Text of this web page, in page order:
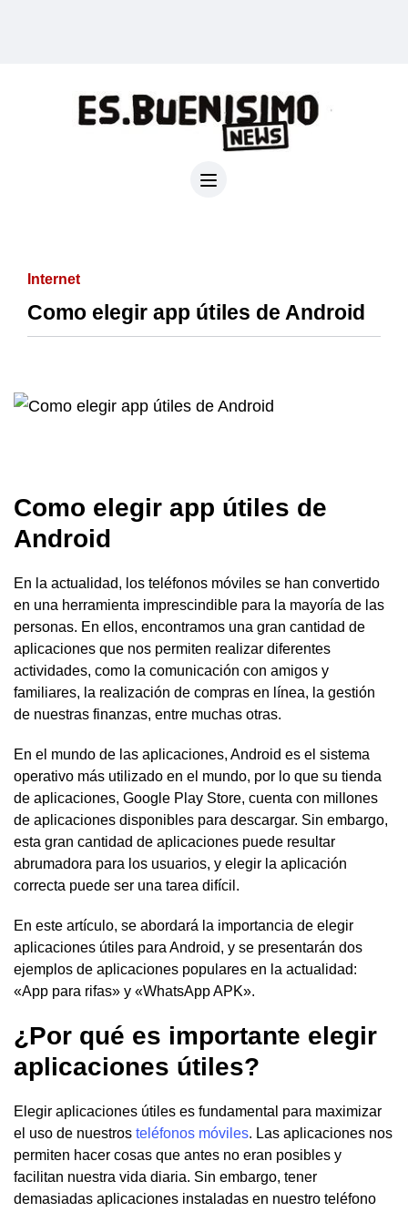
Internet
Como elegir app útiles de Android
Como elegir app útiles de
Android
En la actualidad, los teléfonos móviles se han convertido
en una herramienta imprescindible para la mayoría de las
personas. En ellos, encontramos una gran cantidad de
aplicaciones que nos permiten realizar diferentes
actividades, como la comunicación con amigos y
familiares, la realización de compras en línea, la gestión
de nuestras finanzas, entre muchas otras.
En el mundo de las aplicaciones, Android es el sistema
operativo más utilizado en el mundo, por lo que su tienda
de aplicaciones, Google Play Store, cuenta con millones
de aplicaciones disponibles para descargar. Sin embargo,
esta gran cantidad de aplicaciones puede resultar
abrumadora para los usuarios, y elegir la aplicación
correcta puede ser una tarea difícil.
En este artículo, se abordará la importancia de elegir
aplicaciones útiles para Android, y se presentarán dos
ejemplos de aplicaciones populares en la actualidad:
«App para rifas» y «WhatsApp APK».
¿Por qué es importante elegir
aplicaciones útiles?
Elegir aplicaciones útiles es fundamental para maximizar
el uso de nuestros teléfonos móviles. Las aplicaciones nos
permiten hacer cosas que antes no eran posibles y
facilitan nuestra vida diaria. Sin embargo, tener
demasiadas aplicaciones instaladas en nuestro teléfono